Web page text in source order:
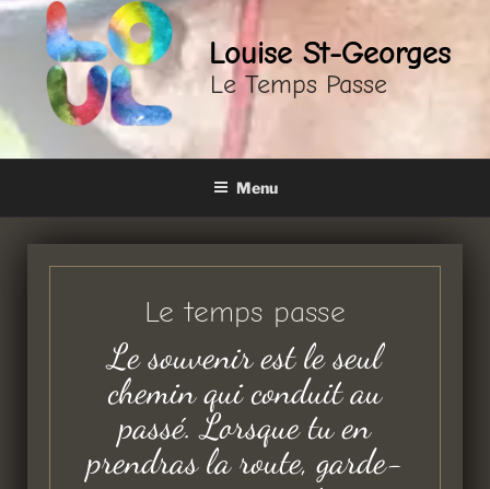
Louise St-Georges
Le Temps Passe
Menu
Le temps passe
Le souvenir est le seul
chemin qui conduit au
passé. Lorsque tu en
prendras la route, garde-